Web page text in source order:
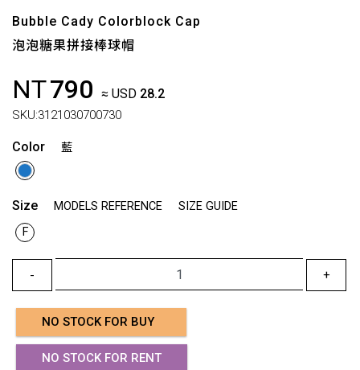
Bubble Cady Colorblock Cap
泡泡糖果拼接棒球帽
NT790 ≈ USD 28.2
SKU:3121030700730
Color 藍
Size MODELS REFERENCE
SIZE GUIDE
F
- +
NO STOCK FOR BUY
NO STOCK FOR RENT